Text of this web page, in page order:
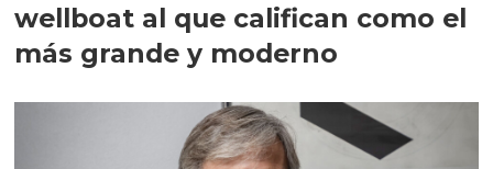
wellboat al que califican como el
más grande y moderno